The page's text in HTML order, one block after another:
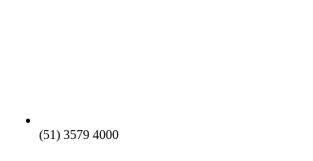
(51) 3579 4000